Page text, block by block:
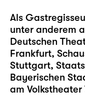
Als
unter anderem
Deutschen
Frankfurt,
Stuttgart,
Bayerischen
am Volkstheater